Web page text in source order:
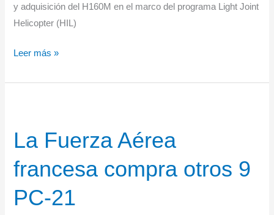
y adquisición del H160M en el marco del programa Light Joint
Helicopter (HIL)
Francia
el
su
conjunto
helicópteros
Leer más »
La Fuerza Aérea
francesa compra otros 9
PC-21